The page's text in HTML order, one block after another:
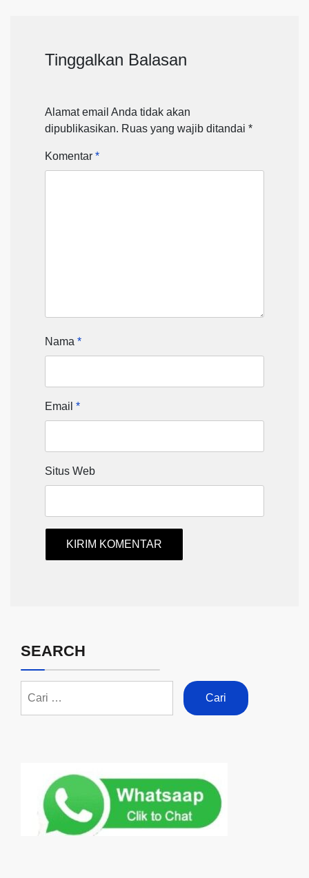
Tinggalkan Balasan
Alamat email Anda tidak akan
dipublikasikan. Ruas yang wajib ditandai *
Komentar *
Nama *
Email *
Situs Web
SEARCH